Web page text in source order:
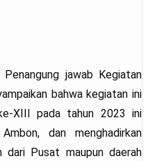
jawab Kegiatan
bahwa kegiatan ini
XIII pada tahun 2023 ini
dan menghadirkan
dari Pusat maupun daerah